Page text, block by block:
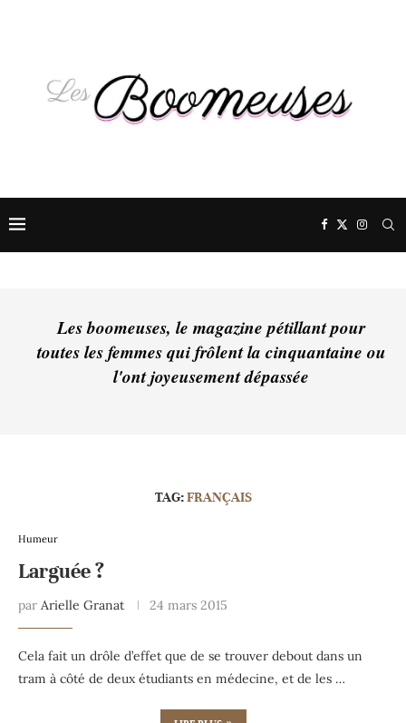
Les boomeuses, le magazine pétillant pour
toutes les femmes qui frôlent la cinquantaine ou
l'ont joyeusement dépassée
TAG:FRANÇAIS
Humeur
Larguée ?
par Arielle Granat 24 mars 2015
Cela fait un drôle d’effet que de se trouver debout dans un
tram à côté de deux étudiants en médecine, et de les …